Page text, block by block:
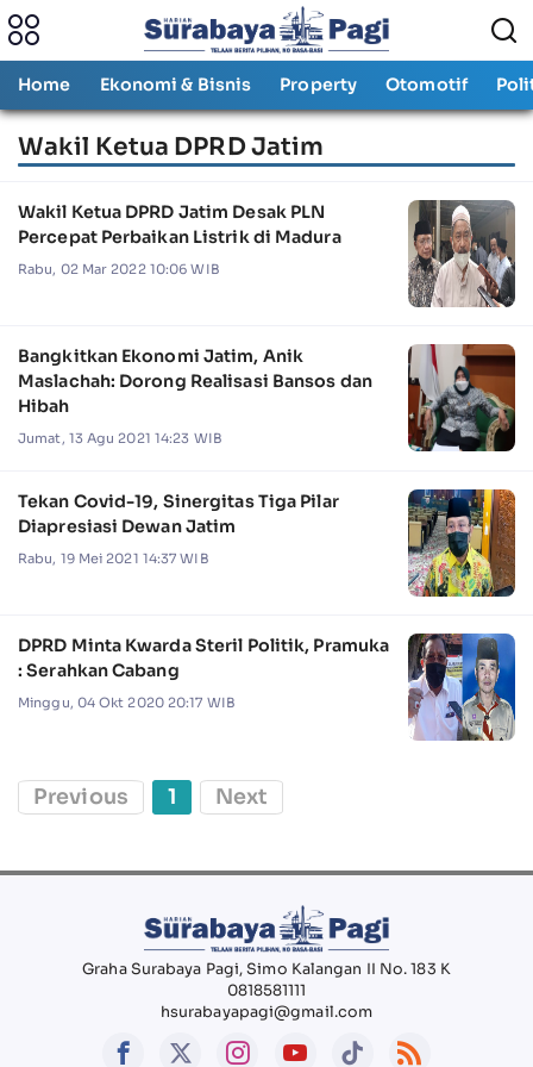
Home Ekonomi & Bisnis Property Otomotif
Wakil Ketua DPRD Jatim
Wakil Ketua DPRD Jatim Desak PLN
Percepat Perbaikan Listrik di Madura
Rabu, 02 Mar 2022 10:06 WIB
Bangkitkan Ekonomi Jatim, Anik
Maslachah: Dorong Realisasi Bansos dan
Hibah
Jumat, 13 Agu 2021 14:23 WIB
Tekan Covid-19, Sinergitas Tiga Pilar
Diapresiasi Dewan Jatim
Rabu, 19 Mei 2021 14:37 WIB
DPRD Minta Kwarda Steril Politik, Pramuka
: Serahkan Cabang
Minggu, 04 Okt 2020 20:17 WIB
Previous 1 Next
Graha Surabaya Pagi, Simo Kalangan II No. 183 K
0818581111
hsurabayapagi@gmail.com